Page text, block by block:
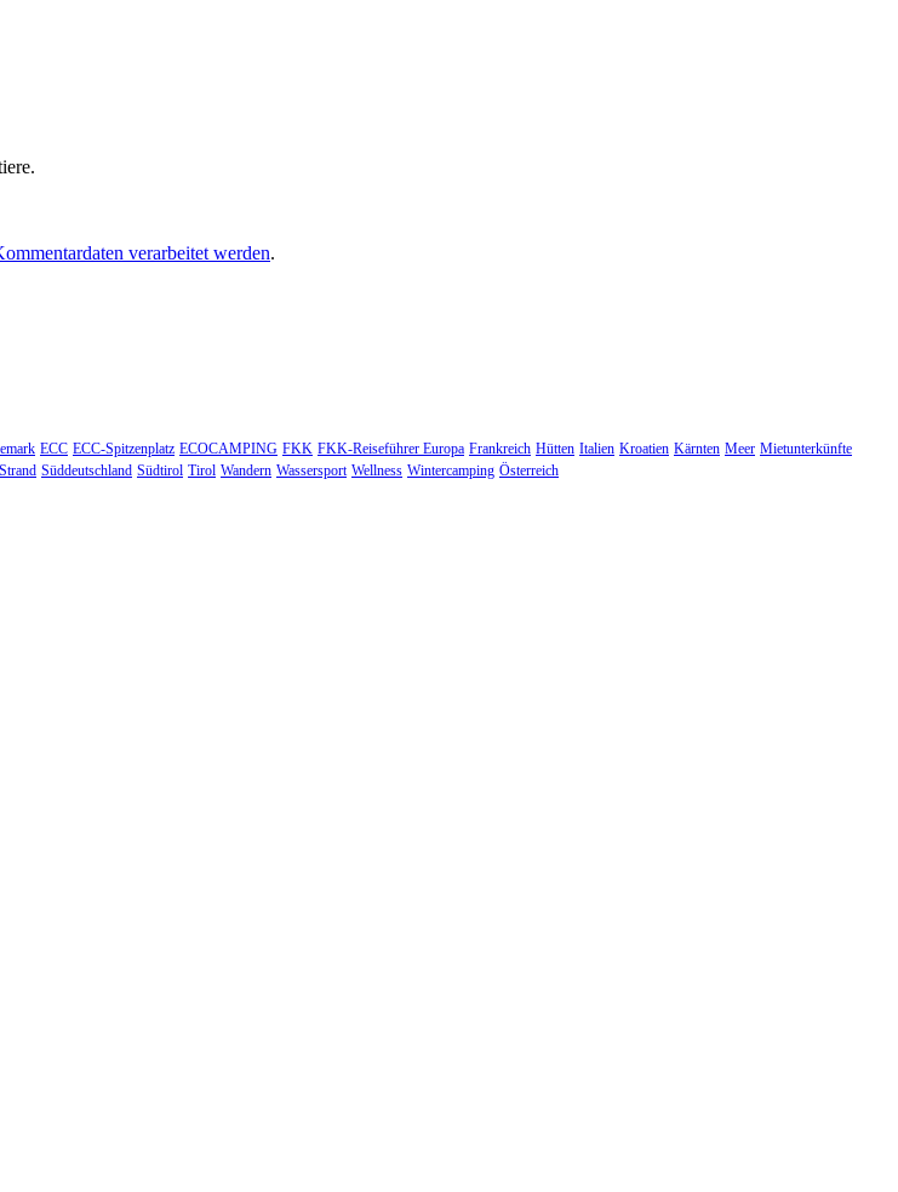
verarbeitet werden.
ECC ECC-Spitzenplatz ECOCAMPING FKK FKK-Reiseführer Europa Frankreich Hütten Italien Kroatien Kärnten Meer Mietunterkünfte
Strand Süddeutschland Südtirol Tirol Wandern Wassersport Wellness Wintercamping Österreich